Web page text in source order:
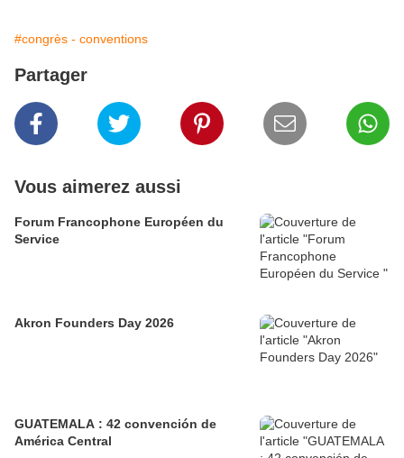
#congrès - conventions
Partager
Vous aimerez aussi
Forum Francophone Européen du
Service
Akron Founders Day 2026
GUATEMALA : 42 convención de
América Central